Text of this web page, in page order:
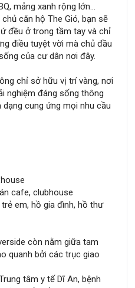
mảng xanh rộng lớn…
căn hộ The Gió, bạn sẽ
đều ở trong tầm tay và chỉ
điều tuyệt vời mà chủ đầu
của cư dân nơi đây.
chỉ sở hữu vị trí vàng, nơi
nghiệm đáng sống thông
cung ứng mọi nhu cầu
cafe, clubhouse
em, hồ gia đình, hồ thư
còn nằm giữa tam
quanh bởi các trục giao
tâm y tế Dĩ An, bệnh